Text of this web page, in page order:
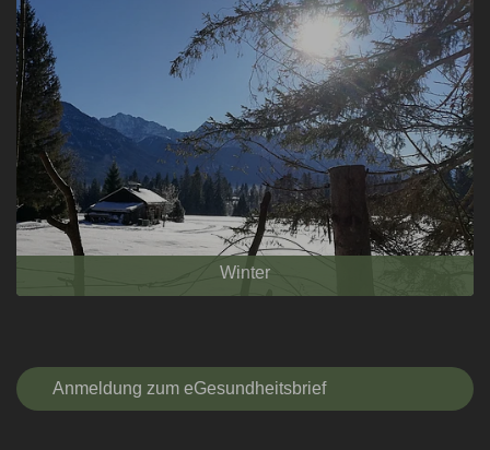
Winter
Anmeldung zum eGesundheitsbrief